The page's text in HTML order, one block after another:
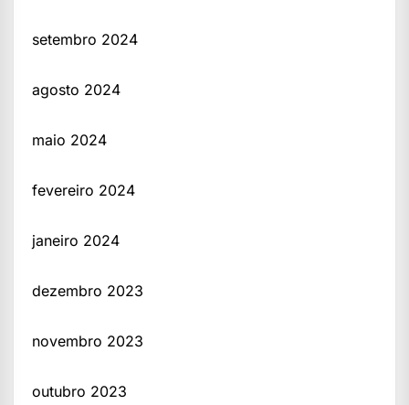
setembro 2024
agosto 2024
maio 2024
fevereiro 2024
janeiro 2024
dezembro 2023
novembro 2023
outubro 2023